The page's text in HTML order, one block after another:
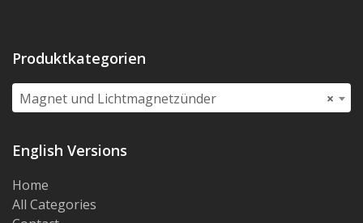
Produktkategorien
×
Magnet und Lichtmagnetzünder
English Versions
Home
All Categories